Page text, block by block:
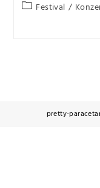
Festival /
pretty-